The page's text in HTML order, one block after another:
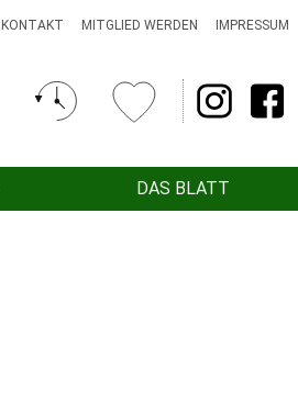
DAS BLATT
KONTAKT MITGLIED WERDEN IMPRESSUM